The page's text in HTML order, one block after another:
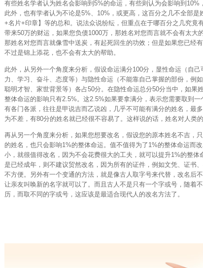
有些姓名学者认为姓名会影响到5%的命运，有些则认为会影响到10%
此外，也有学者认为不论是5%、10%，或更高，这百分之几不全部是
+名片+印章】等的总和。说法众说纷纭，但重点在于哪百分之几究竟
带来50万的财运，如果您负债1000万，那姓名对您而言就不会有太大
那姓名对您而言就像雪中送炭，有起死回生的功效；但是如果您已经
不过是锦上添花，也不会有太大的帮助。
此外，从另外一个角度来分析，假设命运满分100分，显性命运（自
力、学习、奋斗、态度等）与隐性命运（不能靠自己掌握的部份，例
聪明才智、家世背景等）各占50分。在隐性命运总分50分当中，如果
整体命运的影响只有2.5%。这2.5%如果要拿满分，表示您需要取到
有各门各派，往往是甲说吉而乙说凶，几乎不可能有满分的姓名，最
为不差，有80分的姓名就已经很不容易了。这样说的话，姓名对人类的
再从另一个角度来分析，如果您想要改名，假设您的原本姓名不吉，
的姓名，也只会影响1%的整体命运。值不值得为了1%的整体命运而
小，就很值得改名，因为不会花费很大的工夫，就可以提升1%的整体
是已经成年，则不建议贸然改名，因为所有的证件，例如文凭、证书
不方便。另外有一个变通的方法，就是像古人取字号来代替，改名后
让亲友叫唤新的名字就可以了。而且古人不是只有一个字或号，随着
历，而取不同的字或号，这应该是最适合现代人的改名方法了。